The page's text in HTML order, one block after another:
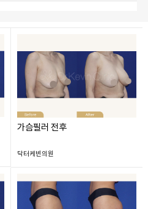
가슴필러 전후
닥터케빈의원